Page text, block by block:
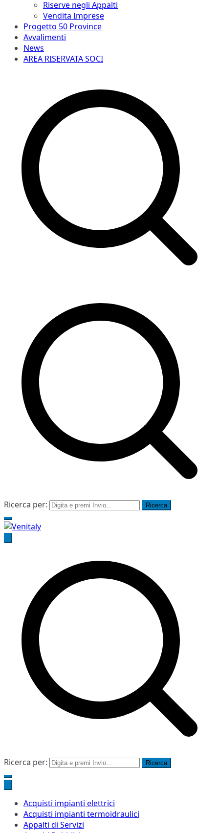
Riserve negli Appalti
Vendita Imprese
Progetto 50 Province
Avvalimenti
News
AREA RISERVATA SOCI
Ricerca per:
Venitaly
Consorzio Stabile Venitaly
Ricerca per:
Acquisti impianti elettrici
Acquisti impianti termoidraulici
Appalti di Servizi